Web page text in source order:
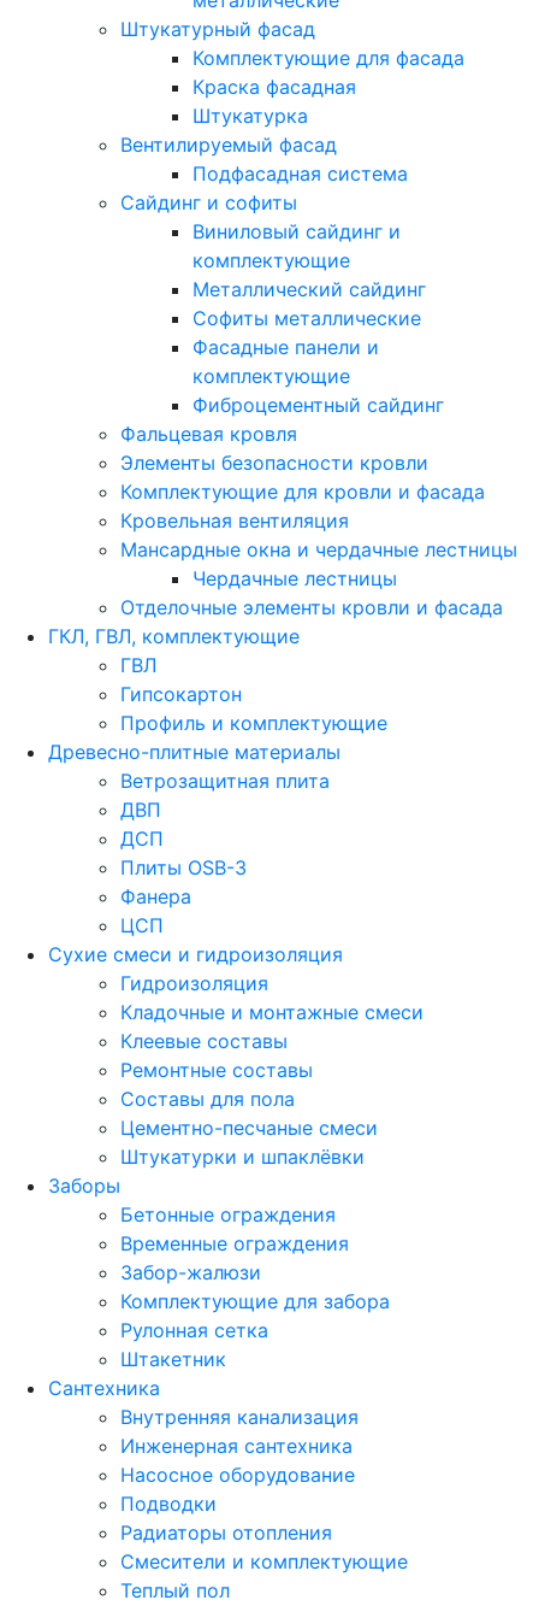
Штукатурный фасад
Комплектующие для фасада
Краска фасадная
Штукатурка
Вентилируемый фасад
Подфасадная система
Сайдинг и софиты
Виниловый сайдинг и
комплектующие
Металлический сайдинг
Софиты металлические
Фасадные панели и
комплектующие
Фиброцементный сайдинг
Фальцевая кровля
Элементы безопасности кровли
Комплектующие для кровли и фасада
Кровельная вентиляция
Мансардные окна и чердачные лестницы
Чердачные лестницы
Отделочные элементы кровли и фасада
ГКЛ, ГВЛ, комплектующие
ГВЛ
Гипсокартон
Профиль и комплектующие
Древесно-плитные материалы
Ветрозащитная плита
ДВП
ДСП
Плиты OSB-3
Фанера
ЦСП
Сухие смеси и гидроизоляция
Гидроизоляция
Кладочные и монтажные смеси
Клеевые составы
Ремонтные составы
Составы для пола
Цементно-песчаные смеси
Штукатурки и шпаклёвки
Заборы
Бетонные ограждения
Временные ограждения
Забор-жалюзи
Комплектующие для забора
Рулонная сетка
Штакетник
Сантехника
Внутренняя канализация
Инженерная сантехника
Насосное оборудование
Подводки
Радиаторы отопления
Смесители и комплектующие
Теплый пол